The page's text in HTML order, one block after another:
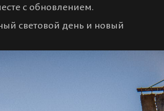
с обновлением.
световой день и новый